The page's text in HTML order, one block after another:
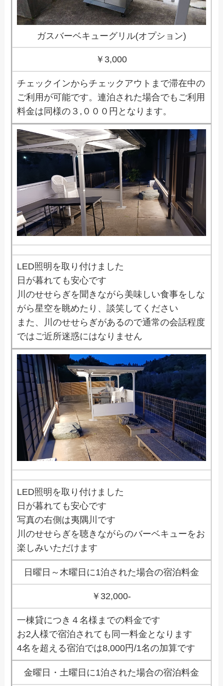
ガスバーベキューグリル(オプション)
￥3,000
チェックインからチェックアウトまで滞在中の
ご利用が可能です。連泊された場合でもご利用
料金は同様の３,０００円となります。
LED照明を取り付けました
日が暮れても安心です
川のせせらぎを聞きながら美味しい食事をしな
がら星空を眺めたり、談笑してください
また、川のせせらぎがあるので通常の会話程度
ではご近所迷惑にはなりません
LED照明を取り付けました
日が暮れても安心です
写真の右側は夷隅川です
川のせせらぎを聴きながらのバーベキューをお
楽しみいただけます
日曜日～木曜日に1泊された場合の宿泊料金
￥32,000-
一棟貸につき４名様までの料金です
お2人様で宿泊されても同一料金となります
4名を超える宿泊では8,000円/1名の加算です
金曜日・土曜日に1泊された場合の宿泊料金